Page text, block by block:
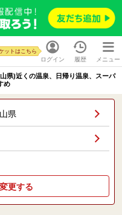
ログイン
ットはこちら
履歴 メニュー
県)近くの温泉、日帰り温泉、スーパ
め
県
更する